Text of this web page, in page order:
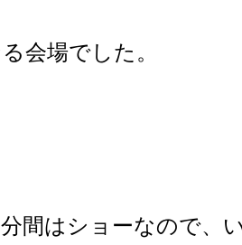
会場でした。
間はショーなので、